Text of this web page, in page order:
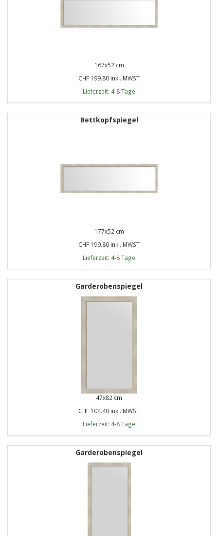
167x52 cm
CHF 199.80 inkl. MWST
Lieferzeit: 4-8 Tage
Bettkopfspiegel
177x52 cm
CHF 199.80 inkl. MWST
Lieferzeit: 4-8 Tage
Garderobenspiegel
47x82 cm
CHF 104.40 inkl. MWST
Lieferzeit: 4-8 Tage
Garderobenspiegel